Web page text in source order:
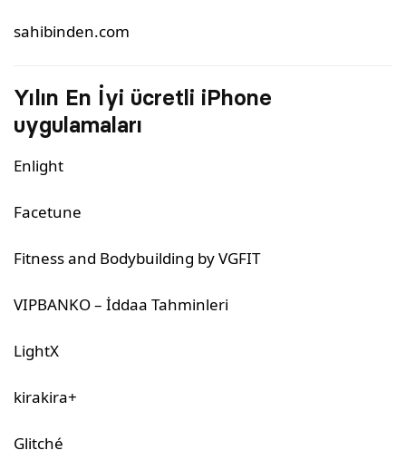
sahibinden.com
Yılın En İyi ücretli iPhone
uygulamaları
Enlight
Facetune
Fitness and Bodybuilding by VGFIT
VIPBANKO – İddaa Tahminleri
LightX
kirakira+
Glitché